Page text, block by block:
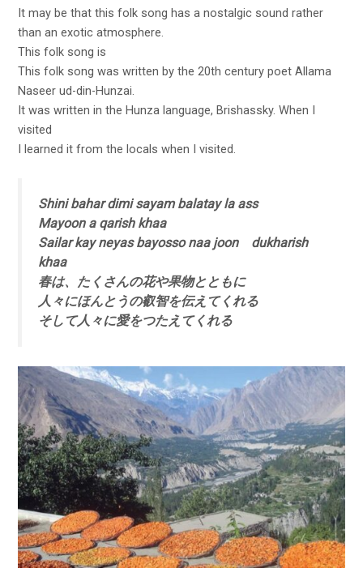
It may be that this folk song has a nostalgic sound rather
than an exotic atmosphere.
This folk song is
This folk song was written by the 20th century poet Allama
Naseer ud-din-Hunzai.
It was written in the Hunza language, Brishassky. When I
visited
I learned it from the locals when I visited.
Shini bahar dimi sayam balatay la ass
Mayoon a qarish khaa
Sailar kay neyas bayosso naa joon dukharish
khaa
春は、たくさんの花や果物とともに
人々にほんとうの叡智を伝えてくれる
そして人々に愛をつたえてくれる